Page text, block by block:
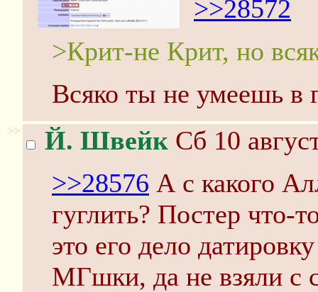
>>28572
>Крит-не Крит, но
Всяко ты не умеешь в
>> Й. Швейк Сб 10
>>28576 А с какого
гуглить? Постер что-
это его дело
МГшки, да не взяли с